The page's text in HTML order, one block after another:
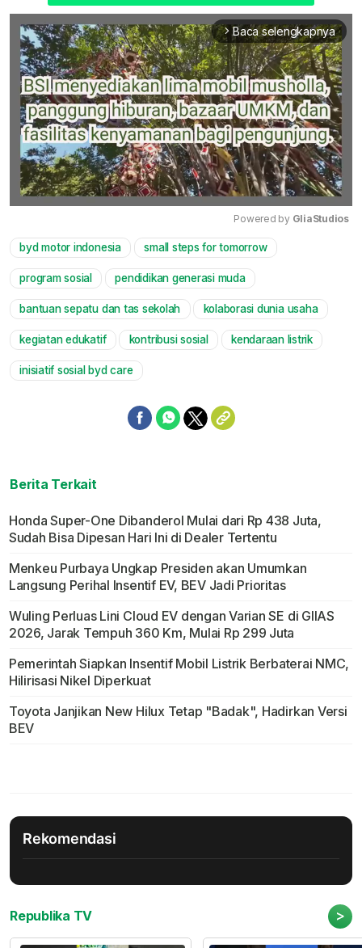
arrow_forward_ios Baca selengkapnya
Powered by GliaStudios
byd motor indonesia small steps for tomorrow
program sosial pendidikan generasi muda
bantuan sepatu dan tas sekolah kolaborasi dunia usaha
kegiatan edukatif kontribusi sosial kendaraan listrik
inisiatif sosial byd care
Berita Terkait
Honda Super-One Dibanderol Mulai dari Rp 438 Juta,
Sudah Bisa Dipesan Hari Ini di Dealer Tertentu
Menkeu Purbaya Ungkap Presiden akan Umumkan
Langsung Perihal Insentif EV, BEV Jadi Prioritas
Wuling Perluas Lini Cloud EV dengan Varian SE di GIIAS
2026, Jarak Tempuh 360 Km, Mulai Rp 299 Juta
Pemerintah Siapkan Insentif Mobil Listrik Berbaterai NMC,
Hilirisasi Nikel Diperkuat
Toyota Janjikan New Hilux Tetap "Badak", Hadirkan Versi
BEV
Rekomendasi
Republika TV >